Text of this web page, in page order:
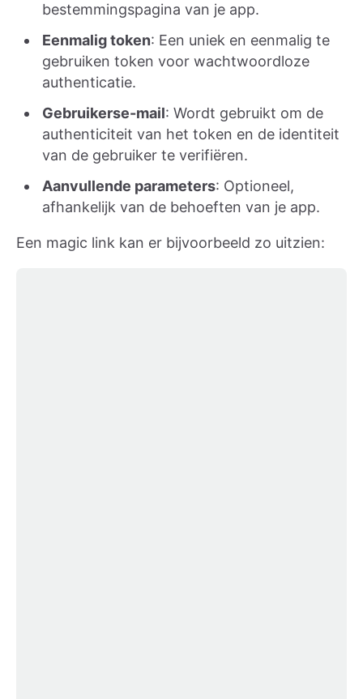
bestemmingspagina van je app.
Eenmalig token: Een uniek en eenmalig te
gebruiken token voor wachtwoordloze
authenticatie.
Gebruikerse-mail: Wordt gebruikt om de
authenticiteit van het token en de identiteit
van de gebruiker te verifiëren.
Aanvullende parameters: Optioneel,
afhankelijk van de behoeften van je app.
Een magic link kan er bijvoorbeeld zo uitzien: